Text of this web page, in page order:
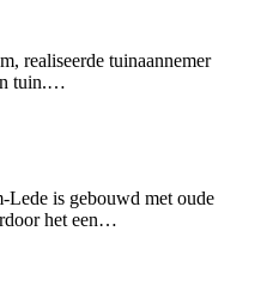
realiseerde tuinaannemer
tuin.…
Lede is gebouwd met oude
het een…